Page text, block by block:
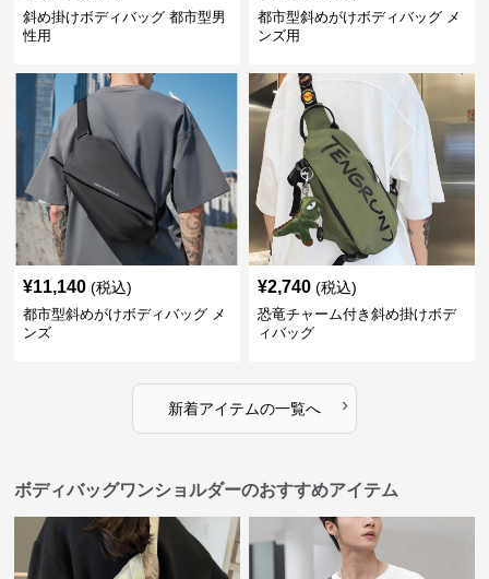
斜め掛けボディバッグ 都市型男
性用
都市型斜めがけボディバッグ メ
ンズ用
¥11,140 (税込)
都市型斜めがけボディバッグ メ
ンズ
¥2,740 (税込)
恐竜チャーム付き斜め掛けボデ
ィバッグ
新着アイテムの一覧へ ›
ボディバッグワンショルダーのおすすめアイテム